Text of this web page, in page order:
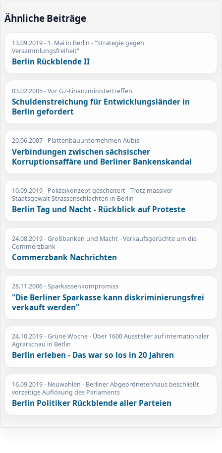
Ähnliche Beiträge
13.09.2019- 1. Mai in Berlin - "Strategie gegen
Versammlungsfreiheit"
Berlin Rückblende II
03.02.2005- Vor G7-Finanzministertreffen
Schuldenstreichung für Entwicklungsländer in
Berlin gefordert
20.06.2007- Plattenbauunternehmen Aubis
Verbindungen zwischen sächsischer
Korruptionsaffäre und Berliner Bankenskandal
10.09.2019- Polizeikonzept gescheitert - Trotz massiver
Staatsgewalt Strassenschlachten in Berlin
Berlin Tag und Nacht - Rückblick auf Proteste
24.08.2019- Großbanken und Macht - Verkaufsgerüchte um die
Commerzbank
Commerzbank Nachrichten
28.11.2006- Sparkassenkompromiss
"Die Berliner Sparkasse kann diskriminierungsfrei
verkauft werden"
24.10.2019- Grüne Woche - Über 1600 Aussteller auf internationaler
Agrarschau in Berlin
Berlin erleben - Das war so los in 20 Jahren
16.09.2019- Neuwahlen - Berliner Abgeordnetenhaus beschließt
vorzeitige Auflösung des Parlaments
Berlin Politiker Rückblende aller Parteien